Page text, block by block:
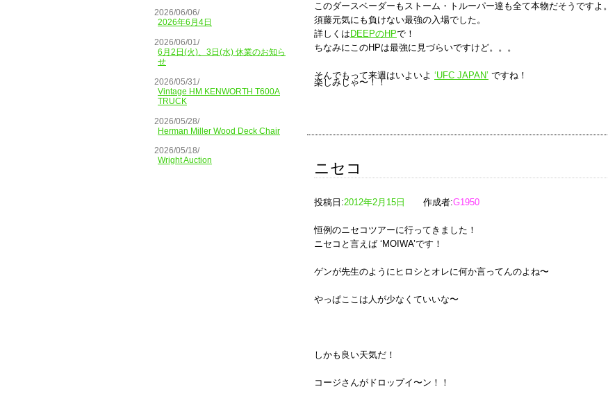
2026/06/06/
2026年6月4日
2026/06/01/
6月2日(火)、3日(水) 休業のお知ら
せ
2026/05/31/
Vintage HM KENWORTH T600A
TRUCK
2026/05/28/
Herman Miller Wood Deck Chair
2026/05/18/
Wright Auction
このダースベーダーもストーム・トルーパー達も全て本物だそうですよ。
須藤元気にも負けない最強の入場でした。
詳しくは DEEPのHPで！
ちなみにこのHPは最強に見づらいですけど。。。
そんでもって来週はいよいよ ‘UFC JAPAN’ ですね！
楽しみじゃ〜！！
ニセコ
投稿日:2012年2月15日 作成者:G1950
恒例のニセコツアーに行ってきました！
ニセコと言えば ‘MOIWA’です！
ゲンが先生のようにヒロシとオレに何か言ってんのよね〜
やっぱここは人が少なくていいな〜
しかも良い天気だ！
コージさんがドロップイ〜ン！！